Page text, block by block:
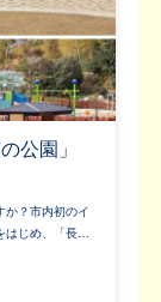
公園」
？市内初のイ
はじめ、「長…